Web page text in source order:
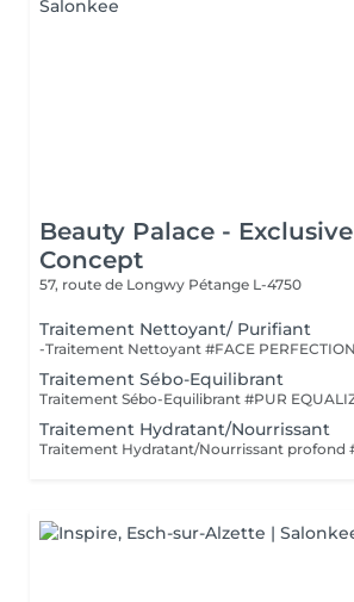
Beauty Palace - Exclusive
Concept
57, route de Longwy Pétange L-4750
Traitement Nettoyant/ Purifiant
Traitement Sébo-Equilibrant
Traitement Hydratant/Nourrissant